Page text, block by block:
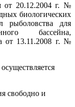
от 20.12.2004 г. №
биологических
рыболовства для
бассейна,
от 13.11.2008 г. №
свободно и